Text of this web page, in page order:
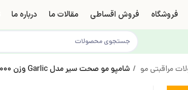
فروشگاه فروش اقساطی مقالات ما درباره ما
مراقبتی مو شامپو مو صحت سیر مدل Garlic وزن 1000 گرم